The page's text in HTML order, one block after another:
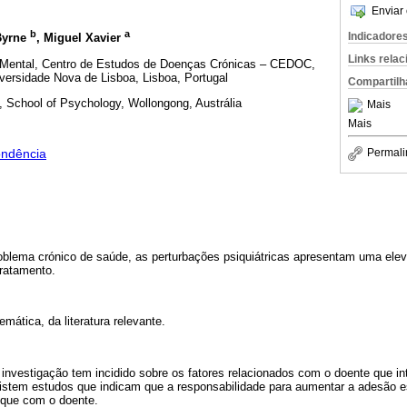
Enviar
Links
Mais
Mais
b, Miguel Xavier a
Centro de Estudos de Doenças Crónicas – CEDOC,
Nova de Lisboa, Lisboa, Portugal
School of Psychology, Wollongong, Austrália
crónico de saúde, as perturbações psiquiátricas apresentam uma
da literatura relevante.
tem incidido sobre os fatores relacionados com o doente que
estudos que indicam que a responsabilidade para aumentar a adesão
com o doente.